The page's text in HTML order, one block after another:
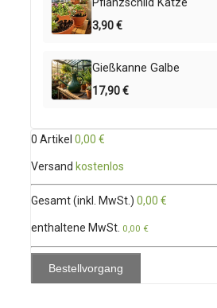
3,90 €
Gießkanne Galbe
17,90 €
0 Artikel 0,00 €
Versand kostenlos
Gesamt (inkl. MwSt.) 0,00 €
enthaltene MwSt. 0,00 €
Bestellvorgang